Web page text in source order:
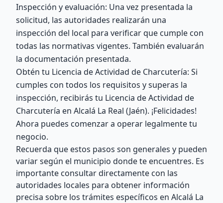
Inspección y evaluación: Una vez presentada la
solicitud, las autoridades realizarán una
inspección del local para verificar que cumple con
todas las normativas vigentes. También evaluarán
la documentación presentada.
Obtén tu Licencia de Actividad de Charcutería: Si
cumples con todos los requisitos y superas la
inspección, recibirás tu Licencia de Actividad de
Charcutería en Alcalá La Real (Jaén). ¡Felicidades!
Ahora puedes comenzar a operar legalmente tu
negocio.
Recuerda que estos pasos son generales y pueden
variar según el municipio donde te encuentres. Es
importante consultar directamente con las
autoridades locales para obtener información
precisa sobre los trámites específicos en Alcalá La